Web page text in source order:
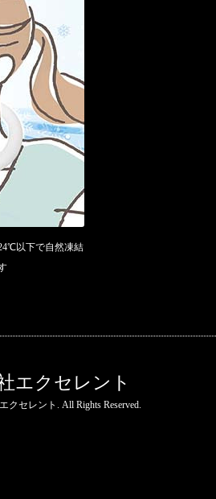
以下で自然凍結
エクセレント
クセレント . All Rights Reserved.